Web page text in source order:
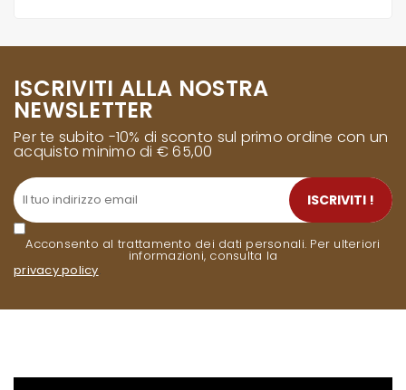
ISCRIVITI ALLA NOSTRA
NEWSLETTER
Per te subito -10% di sconto sul primo ordine con un
acquisto minimo di € 65,00
Acconsento al trattamento dei dati personali. Per ulteriori
informazioni, consulta la
privacy policy.
ISCRIVITI !